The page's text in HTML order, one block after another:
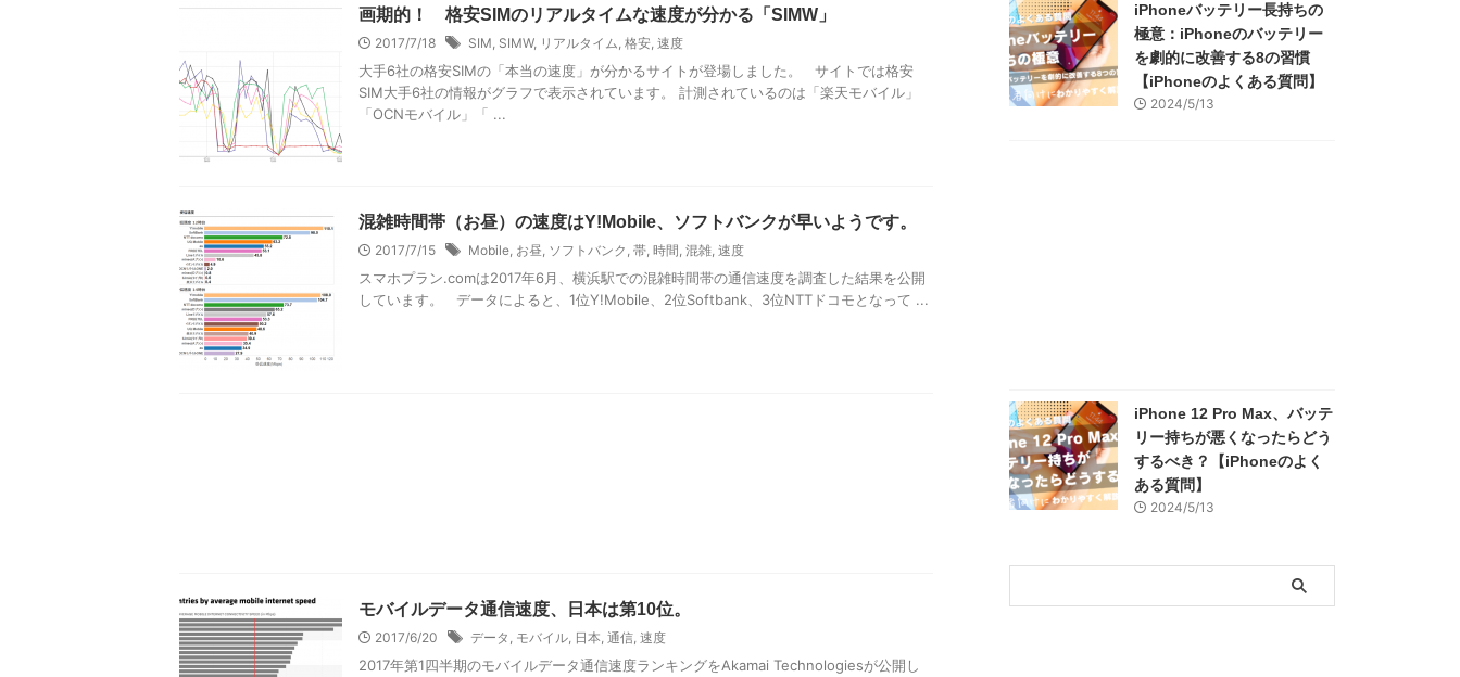
画期的！ 格安SIMのリアルタイムな速度が分かる「SIMW」
2017/7/18 SIM, SIMW, リアルタイム, 格安, 速度
大手6社の格安SIMの「本当の速度」が分かるサイトが登場しました。 サイトでは格安
SIM大手6社の情報がグラフで表示されています。 計測されているのは「楽天モバイル」
「OCNモバイル」「 ...
混雑時間帯（お昼）の速度はY!Mobile、ソフトバンクが早いようです。
2017/7/15 Mobile, お昼, ソフトバンク , 帯, 時間, 混雑, 速度
スマホプラン.comは2017年6月、横浜駅での混雑時間帯の通信速度を調査した結果を公開
しています。 データによると、1位Y!Mobile、2位Softbank、3位NTTドコモとなって ...
モバイルデータ通信速度、日本は第10位。
2017/6/20 データ , モバイル, 日本, 通信, 速度
2017年第1四半期のモバイルデータ通信速度ランキングをAkamai Technologiesが公開し
iPhoneバッテリー長持ちの
極意：iPhoneのバッテリー
を劇的に改善する8の習慣
【iPhoneのよくある質問】
2024/5/13
iPhone 12 Pro Max、バッテ
リー持ちが悪くなったらどう
するべき？【iPhoneのよく
ある質問】
2024/5/13